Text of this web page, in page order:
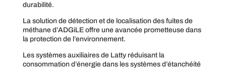
durabilité.
La solution de détection et de localisation des fuites de
méthane d’ADGiLE offre une avancée prometteuse dans
la protection de l’environnement.
Les systèmes auxiliaires de Latty réduisant la
consommation d’énergie dans les systèmes d’étanchéité